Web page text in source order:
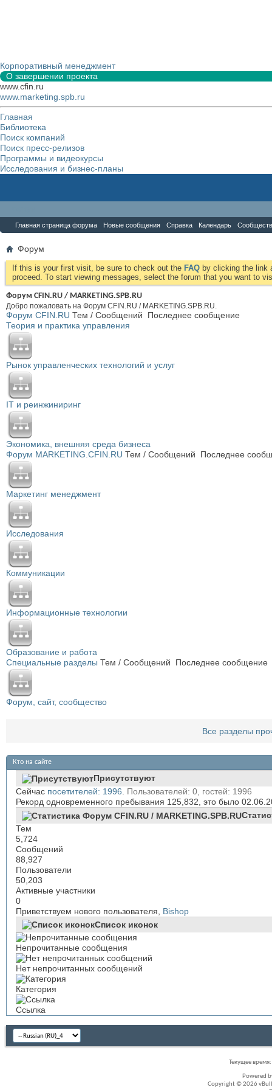
Корпоративный менеджмент
О завершении проекта
www.cfin.ru
www.marketing.spb.ru
Главная
Библиотека
Поиск компаний
Поиск пресс-релизов
Программы и видеокурсы
Исследования и бизнес-планы
Главная страница форума Новые сообщения Справка Календарь
Форум
If this is your first visit, be sure to check out the FAQ by clicking the link
proceed. To start viewing messages, select the forum that you want to
Форум CFIN.RU / MARKETING.SPB.RU
Добро пожаловать на Форум CFIN.RU / MARKETING.SPB.RU.
Форум CFIN.RU Тем / Сообщений
Последнее сообщение
Теория и практика управления
Рынок управленческих технологий и услуг
IT и реинжиниринг
Экономика, внешняя среда бизнеса
Форум MARKETING.CFIN.RU Тем / Сообщений Последнее
Маркетинг менеджмент
Исследования
Коммуникации
Информационные технологии
Образование и работа
Специальные разделы Тем / Сообщений Последнее сообщение
Форум, сайт, сообщество
Все разделы
Кто на сайте
Присутствуют
Сейчас посетителей: 1996
Пользователей: 0, гостей: 1996
Рекорд одновременного пребывания 125,832, это было
Тем
5,724
Сообщений
88,927
Пользователи
50,203
Активные участники
0
Приветствуем нового пользователя, Bishop
Список иконок
Непрочитанные сообщения
Нет непрочитанных сообщений
Категория
Ссылка
Текущее время:
Powered
Copyright © 2026